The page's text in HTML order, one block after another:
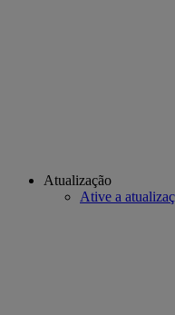
Atualização
Ative a